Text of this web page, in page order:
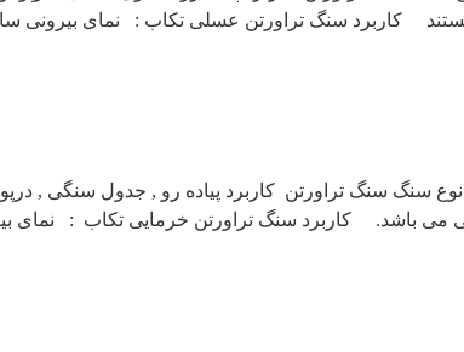
کاربرد سنگ تراورتن عسلی تکاب : نمای بیرونی
سنگ سنگ تراورتن کاربرد پیاده رو , جدول سنگی ,
می باشد. کاربرد سنگ تراورتن خرمایی تکاب : نمای